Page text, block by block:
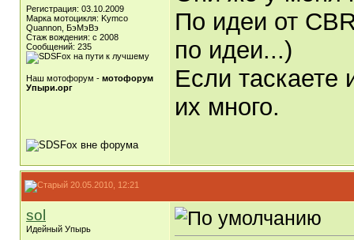
Регистрация: 03.10.2009
Марка мотоцикля: Kymco
Quannon, БэМэВэ
Стаж вождения: c 2008
Сообщений: 235
Наш мотофорум - мотофорум
Упыри.орг
По идеи от
по идеи...)
Если таскаете
их много.
20.05.2010, 12:21
sol
Идейный Упырь